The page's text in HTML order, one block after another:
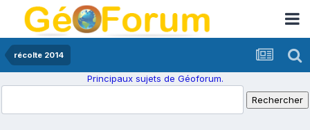
récolte 2014
Principaux sujets de Géoforum.